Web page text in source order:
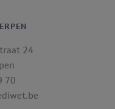
24
70